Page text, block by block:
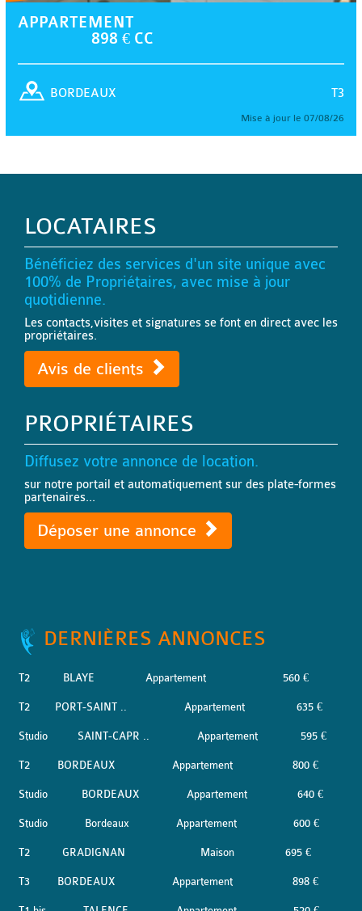
APPARTEMENT
898 € CC
T3
BORDEAUX
Mise à jour le 07/08/26
LOCATAIRES
Bénéficiez des services d'un site unique avec
100% de Propriétaires, avec mise à jour
quotidienne.
Les contacts,visites et signatures se font en direct avec les
propriétaires.
Avis de clients
PROPRIÉTAIRES
Diffusez votre annonce de location.
sur notre portail et automatiquement sur des plate-formes
partenaires...
Déposer une annonce
DERNIÈRES ANNONCES
T2 BLAYE Appartement 560 €
T2 PORT-SAINT .. Appartement 635 €
Studio SAINT-CAPR .. Appartement 595 €
T2 BORDEAUX Appartement 800 €
Studio BORDEAUX Appartement 640 €
Studio Bordeaux Appartement 600 €
T2 GRADIGNAN Maison 695 €
T3 BORDEAUX Appartement 898 €